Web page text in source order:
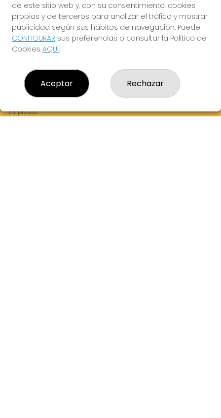
¡La Tres Loterias te desea Mucha Suerte!
¿Quiénes somos?
Comprar lotería
Resultados
Empresas
de este sitio web y, con su consentimiento, cookies
propias y de terceros para analizar el tráfico y mostrar
publicidad según sus hábitos de navegación. Puede
CONFIGURAR sus preferencias o consultar la Política de
Cookies AQUÍ.
Aceptar Rechazar